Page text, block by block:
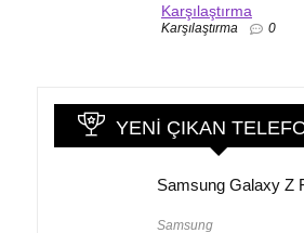
Karşılaştırma
Karşılaştırma 0
YENI ÇIKAN
Samsung Galaxy Z
Samsung